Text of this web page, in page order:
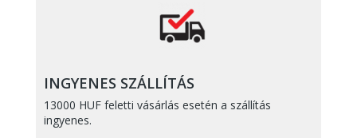
INGYENES SZÁLLÍTÁS
13000 HUF feletti vásárlás esetén a szállítás
ingyenes.